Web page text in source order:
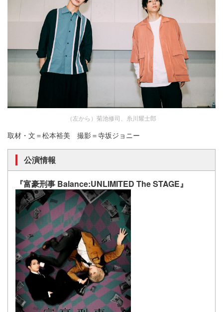
（左から）菊池修司、糸川耀士郎
取材・文＝松本裕美 撮影＝寺坂ジョニー
公演情報
『富豪刑事 Balance:UNLIMITED The STAGE』